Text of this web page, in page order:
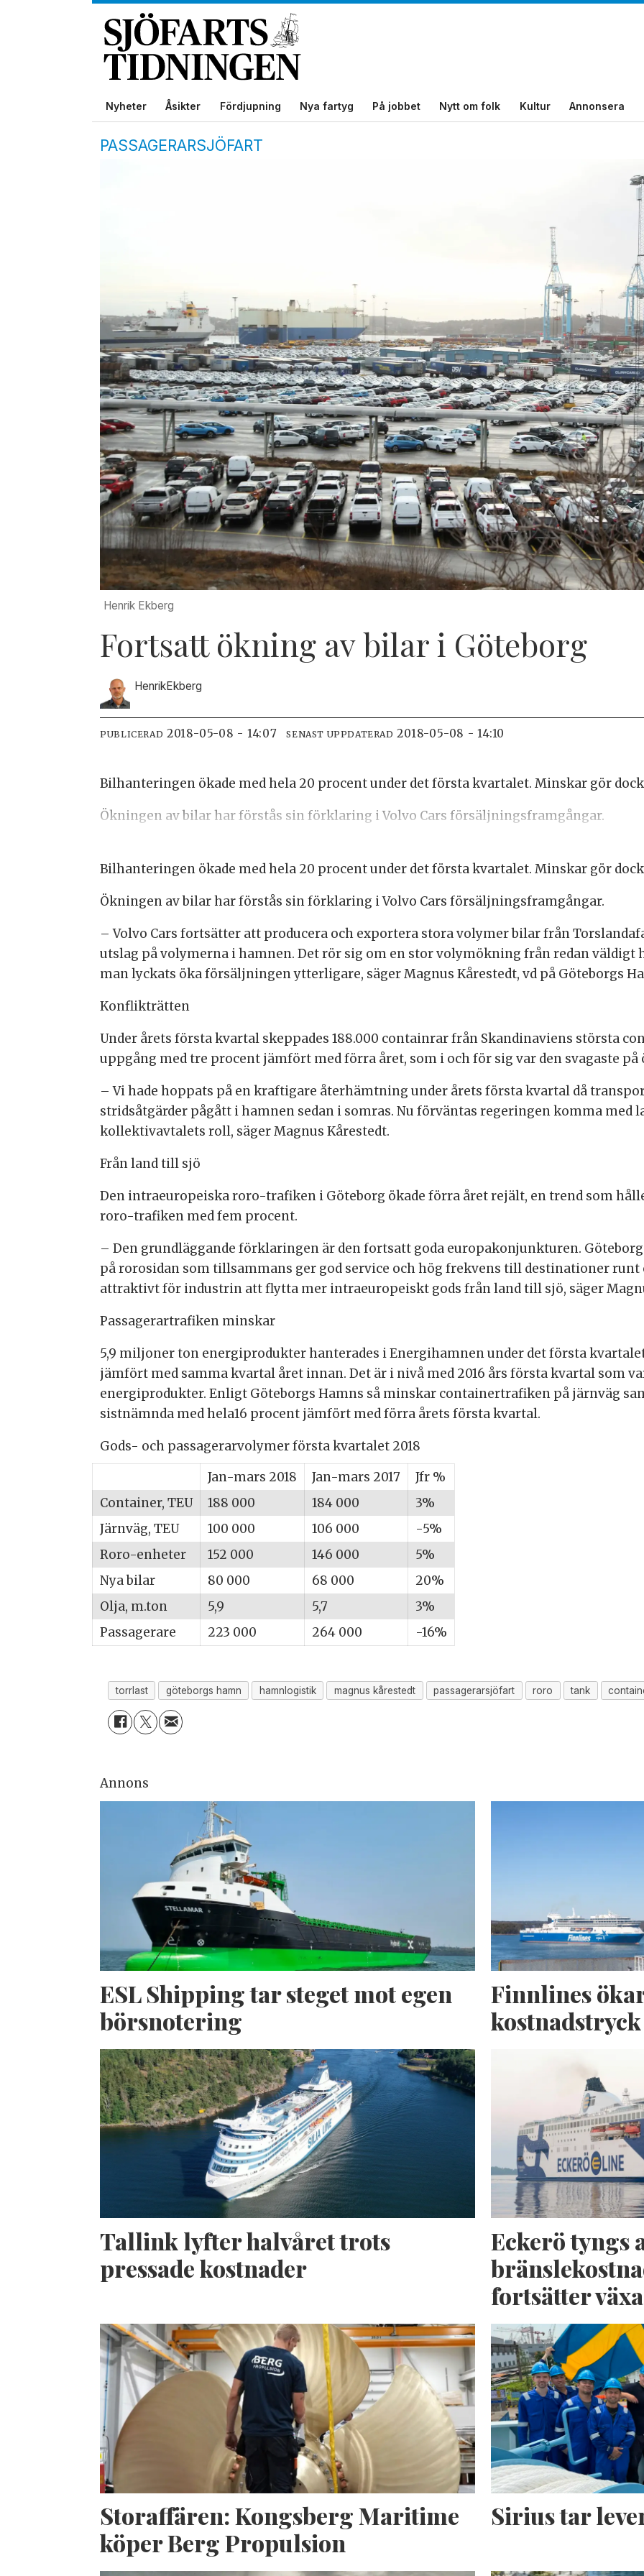
Nyheter Åsikter Fördjupning Nya fartyg På jobbet Nytt om folk Kultur Annonsera
PASSAGERARSJÖFART
Henrik Ekberg
Fortsatt ökning av bilar i Göteborg
HenrikEkberg
PUBLICERAD 2018-05-08 - 14:07 SENAST UPPDATERAD 2018-05-08 - 14:10
Bilhanteringen ökade med hela 20 procent under det första kvartalet. Minskar gör
Ökningen av bilar har förstås sin förklaring i Volvo Cars försäljningsframgångar.
Bilhanteringen ökade med hela 20 procent under det första kvartalet. Minskar gör
Ökningen av bilar har förstås sin förklaring i Volvo Cars försäljningsframgångar.
– Volvo Cars fortsätter att producera och exportera stora volymer bilar från
utslag på volymerna i hamnen. Det rör sig om en stor volymökning från redan väldigt
man lyckats öka försäljningen ytterligare, säger Magnus Kårestedt, vd på Göteborgs
Konflikträtten
Under årets första kvartal skeppades 188.000 containrar från Skandinaviens största
uppgång med tre procent jämfört med förra året, som i och för sig var den svagaste på
– Vi hade hoppats på en kraftigare återhämtning under årets första kvartal då
stridsåtgärder pågått i hamnen sedan i somras. Nu förväntas regeringen komma
kollektivavtalets roll, säger Magnus Kårestedt.
Från land till sjö
Den intraeuropeiska roro-trafiken i Göteborg ökade förra året rejält, en trend som
roro-trafiken med fem procent.
– Den grundläggande förklaringen är den fortsatt goda europakonjunkturen.
på rorosidan som tillsammans ger god service och hög frekvens till destinationer runt
attraktivt för industrin att flytta mer intraeuropeiskt gods från land till sjö, säger
Passagerartrafiken minskar
5,9 miljoner ton energiprodukter hanterades i Energihamnen under det första
jämfört med samma kvartal året innan. Det är i nivå med 2016 års första kvartal som
energiprodukter. Enligt Göteborgs Hamns så minskar containertrafiken på järnväg
sistnämnda med hela16 procent jämfört med förra årets första kvartal.
Gods- och passagerarvolymer första kvartalet 2018
Jan-mars 2018
Jan-mars 2017
Jfr %
Container, TEU
188 000 184 000
3%
Järnväg, TEU
100 000 106 000
-5%
Roro-enheter
152 000 146 000
5%
Nya bilar
80 000 68 000
20%
Olja, m.ton
5,9 5,7
3%
Passagerare
223 000 264 000 -16%
torrlast göteborgs hamn hamnlogistik magnus kårestedt passagerarsjöfart roro tank
Annons
ESL Shipping tar steget mot egen
börsnotering
Finnlines
kostnadstryck
Tallink lyfter halvåret trots
pressade kostnader
Eckerö tyngs
fortsätter växa
Storaffären: Kongsberg Maritime
köper Berg Propulsion
Sirius tar